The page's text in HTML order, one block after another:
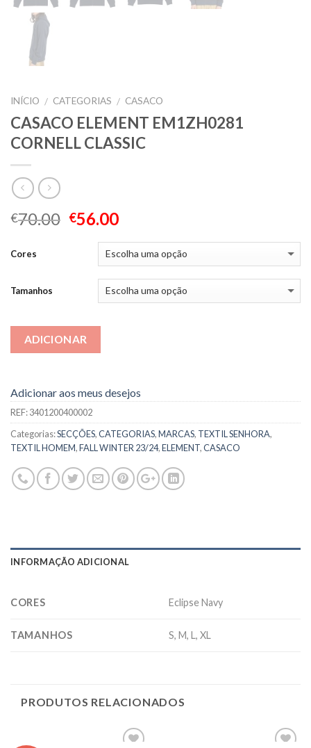
INÍCIO / CATEGORIAS / CASACO
CASACO ELEMENT EM1ZH0281
CORNELL CLASSIC
€70.00 €56.00
Cores
Tamanhos
ADICIONAR
Adicionar aos meus desejos
REF:3401200400002
Categorias:SECÇÕES,CATEGORIAS,MARCAS, TEXTIL SENHORA,
TEXTIL HOMEM,FALL WINTER 23/24,ELEMENT,CASACO
INFORMAÇÃO ADICIONAL
CORES Eclipse Navy
TAMANHOS S, M, L, XL
PRODUTOS RELACIONADOS